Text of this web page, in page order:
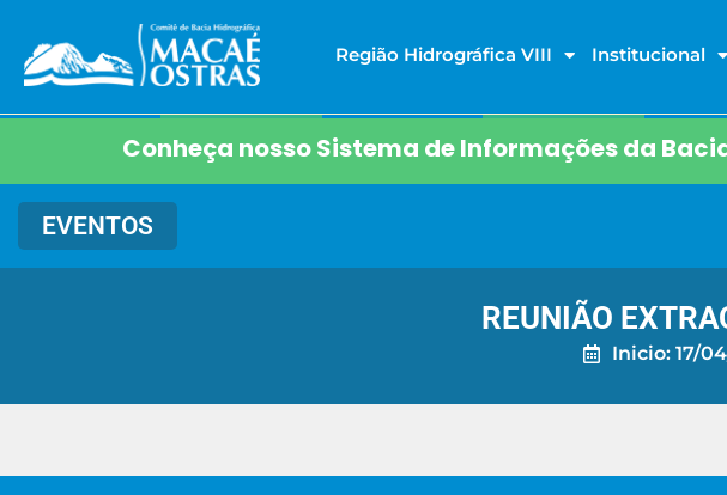
Região Hidrográfica VIII Institucional
Conheça nosso Sistema de Informações da
EVENTOS
REUNIÃO
Inicio: 17/